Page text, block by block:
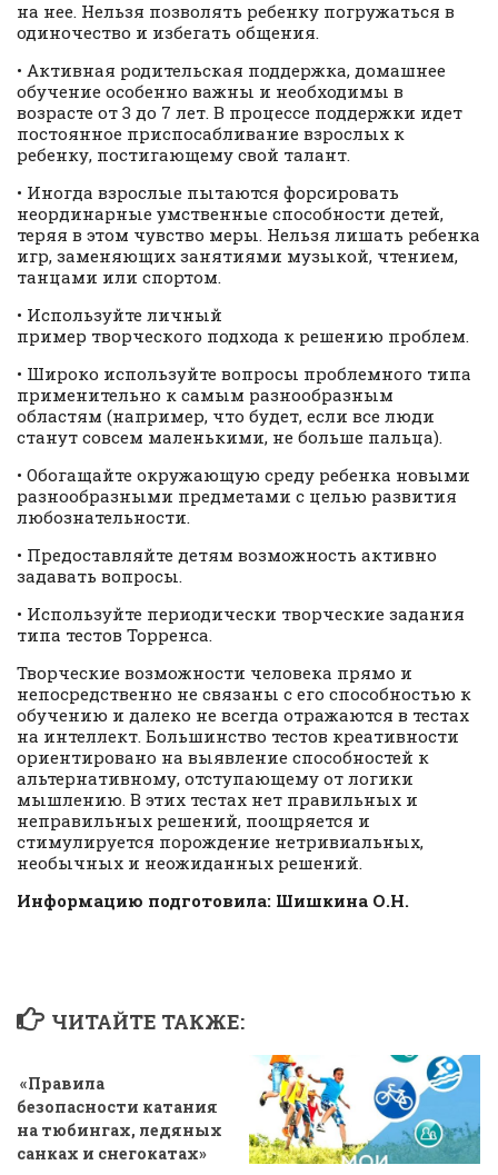
на нее. Нельзя позволять ребенку погружаться в
одиночество и избегать общения.
• Активная родительская поддержка, домашнее
обучение особенно важны и необходимы в
возрасте от 3 до 7 лет. В процессе поддержки идет
постоянное приспосабливание взрослых к
ребенку, постигающему свой талант.
• Иногда взрослые пытаются форсировать
неординарные умственные способности детей,
теряя в этом чувство меры. Нельзя лишать ребенка
игр, заменяющих занятиями музыкой, чтением,
танцами или спортом.
• Используйте личный
пример творческого подхода к решению проблем.
• Широко используйте вопросы проблемного типа
применительно к самым разнообразным
областям (например, что будет, если все люди
станут совсем маленькими, не больше пальца).
• Обогащайте окружающую среду ребенка новыми
разнообразными предметами с целью развития
любознательности.
• Предоставляйте детям возможность активно
задавать вопросы.
• Используйте периодически творческие задания
типа тестов Торренса.
Творческие возможности человека прямо и
непосредственно не связаны с его способностью к
обучению и далеко не всегда отражаются в тестах
на интеллект. Большинство тестов креативности
ориентировано на выявление способностей к
альтернативному, отступающему от логики
мышлению. В этих тестах нет правильных и
неправильных решений, поощряется и
стимулируется порождение нетривиальных,
необычных и неожиданных решений.
Информацию подготовила: Шишкина О.Н.
ЧИТАЙТЕ ТАКЖЕ:
«Правила
безопасности катания
на тюбингах, ледяных
санках и снегокатах»